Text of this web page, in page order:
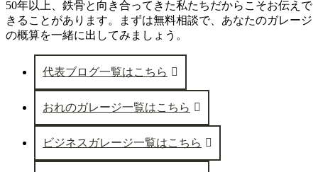
50年以上、鉄骨と向き合ってきた私たちだからこそお伝えで
きることがあります。まずは無料相談で、あなたのガレージ
の概算を一緒に出してみましょう。
代表ブログ一覧はこちら
おれのガレージ一覧はこちら
ビジネスガレージ一覧はこちら